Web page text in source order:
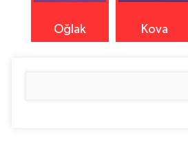
Oğlak Kova